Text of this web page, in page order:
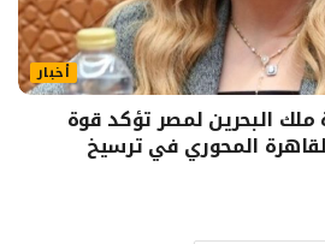
أخبار
ملك البحرين لمصر تؤكد قوة
المحوري في ترسيخ